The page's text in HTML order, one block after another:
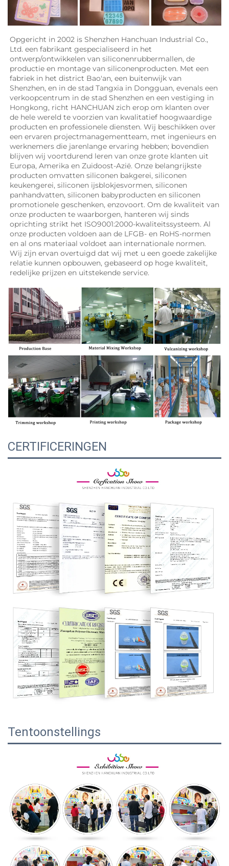
Opgericht in 2002 is Shenzhen Hanchuan Industrial Co.,
Ltd. een fabrikant gespecialiseerd in het
ontwerp/ontwikkelen van siliconenrubbermallen, de
productie en montage van siliconenproducten. Met een
fabriek in het district Bao'an, een buitenwijk van
Shenzhen, en in de stad Tangxia in Dongguan, evenals een
verkoopcentrum in de stad Shenzhen en een vestiging in
Hongkong, richt HANCHUAN zich erop om klanten over
de hele wereld te voorzien van kwalitatief hoogwaardige
producten en professionele diensten. Wij beschikken over
een ervaren projectmanagementteam, met ingenieurs en
werknemers die jarenlange ervaring hebben; bovendien
blijven wij voortdurend leren van onze grote klanten uit
Europa, Amerika en Zuidoost-Azië. Onze belangrijkste
producten omvatten siliconen bakgerei, siliconen
keukengerei, siliconen ijsblokjesvormen, siliconen
panhandvatten, siliconen babyproducten en siliconen
promotionele geschenken, enzovoort. Om de kwaliteit van
onze producten te waarborgen, hanteren wij sinds
oprichting strikt het ISO9001:2000-kwaliteitssysteem. Al
onze producten voldoen aan de LFGB- en RoHS-normen
en al ons materiaal voldoet aan internationale normen.
Wij zijn ervan overtuigd dat wij met u een goede zakelijke
relatie kunnen opbouwen, gebaseerd op hoge kwaliteit,
redelijke prijzen en uitstekende service.
CERTIFICERINGEN
Tentoonstellings